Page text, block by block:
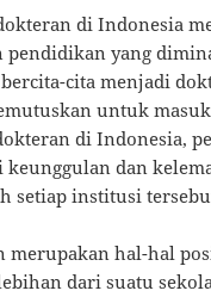
di Indonesia
pendidikan yang
cita menjadi
untuk
di Indonesia,
keunggulan dan
setiap institusi
merupakan hal-hal
dari suatu